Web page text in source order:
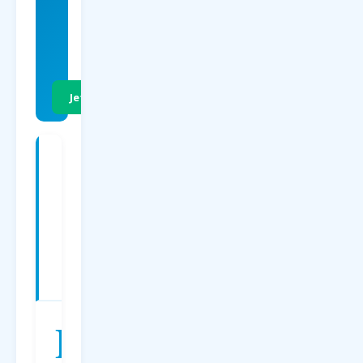
Jetzt Preise vergleichen
D